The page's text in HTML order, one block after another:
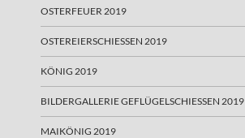
OSTERFEUER 2019
OSTEREIERSCHIESSEN 2019
KÖNIG 2019
BILDERGALLERIE GEFLÜGELSCHIESSEN 2019
MAIKÖNIG 2019